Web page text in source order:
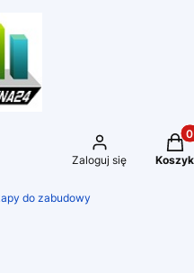
Zaloguj się Koszyk
do zabudowy